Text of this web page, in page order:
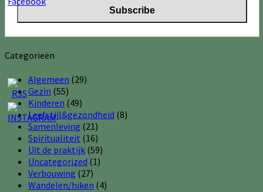
Categorieën
Algemeen (29)
Gezin (55)
Kinderen (49)
Leefstijl&gezondheid (8)
Samenleving (21)
Spiritualiteit (16)
Uit de praktijk (59)
Uncategorized (1)
Verbouwing (27)
Wandelen/hiken (4)